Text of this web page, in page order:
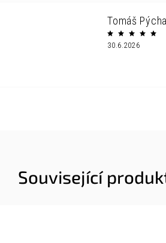
Tomáš Pýcha
30.6.2026
Související